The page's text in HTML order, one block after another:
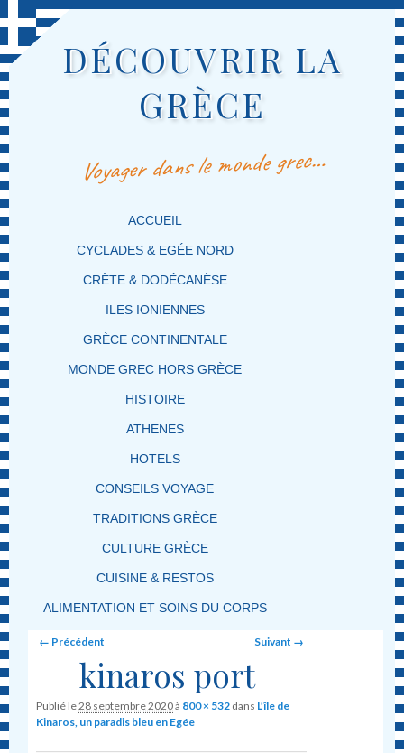
DÉCOUVRIR LA
GRÈCE
Voyager dans le monde grec…
MENU PRINCIPAL
MASQUER LA NAVIGATION PRINCIPALE
MASQUER LA NAVIGATION SECONDAIRE
ACCUEIL
CYCLADES & EGÉE NORD
CRÈTE & DODÉCANÈSE
ILES IONIENNES
GRÈCE CONTINENTALE
MONDE GREC HORS GRÈCE
HISTOIRE
ATHENES
HOTELS
CONSEILS VOYAGE
TRADITIONS GRÈCE
CULTURE GRÈCE
CUISINE & RESTOS
ALIMENTATION ET SOINS DU CORPS
Image navigation
← Précédent Suivant →
kinaros port
Publié le28 septembre 2020à 800 × 532 dans L’île de
Kinaros, un paradis bleu en Egée